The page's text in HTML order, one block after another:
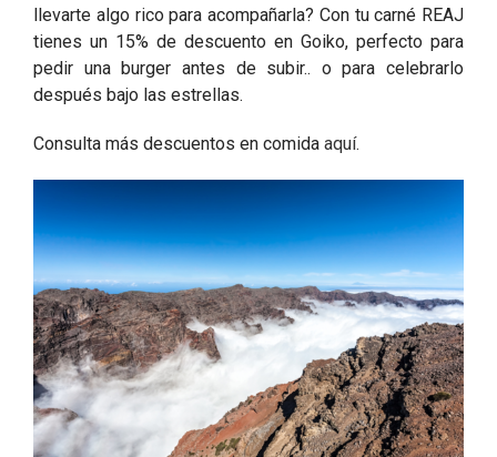
llevarte algo rico para acompañarla? Con tu carné REAJ
tienes un 15% de descuento en Goiko, perfecto para
pedir una burger antes de subir.. o para celebrarlo
después bajo las estrellas.
Consulta más descuentos en comida aquí.